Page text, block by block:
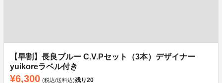
【早割】長良ブルー C.V.Pセット（3本）デザイナー
yuikoreラベル付き
¥6,300 (税込/送料込)残り20